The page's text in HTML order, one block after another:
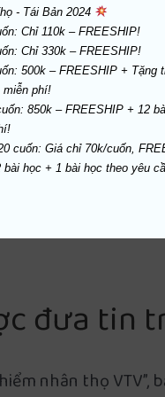
nước lại kinh doanh
gìcó íchhoặccó hại
bị xử lý,thậm chí
hình nhé!
đưa tin
nhân thọ
- Tái Bản 2024
1 cuốn: Chỉ 110k – FREESHIP!
3 cuốn: Chỉ 330k – FREESHIP!
500k – FREESHIP + Tặng
850k – FREESHIP + 12
cuốn: Giá chỉ 70k/cuốn,
bài học + 1 bài học theo yêu